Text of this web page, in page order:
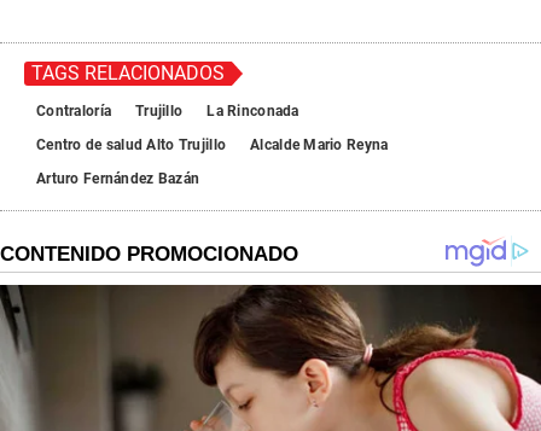
TAGS RELACIONADOS
Contraloría Trujillo
La Rinconada
Centro de salud Alto Trujillo
Alcalde Mario Reyna
Arturo Fernández Bazán